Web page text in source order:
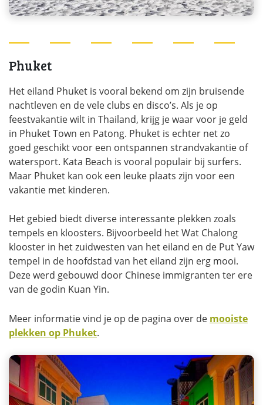
Phuket
Het eiland Phuket is vooral bekend om zijn bruisende
nachtleven en de vele clubs en disco’s. Als je op
feestvakantie wilt in Thailand, krijg je waar voor je geld
in Phuket Town en Patong. Phuket is echter net zo
goed geschikt voor een ontspannen strandvakantie of
watersport. Kata Beach is vooral populair bij surfers.
Maar Phuket kan ook een leuke plaats zijn voor een
vakantie met kinderen.
Het gebied biedt diverse interessante plekken zoals
tempels en kloosters. Bijvoorbeeld het Wat Chalong
klooster in het zuidwesten van het eiland en de Put Yaw
tempel in de hoofdstad van het eiland zijn erg mooi.
Deze werd gebouwd door Chinese immigranten ter ere
van de godin Kuan Yin.
Meer informatie vind je op de pagina over de mooiste
plekken op Phuket.